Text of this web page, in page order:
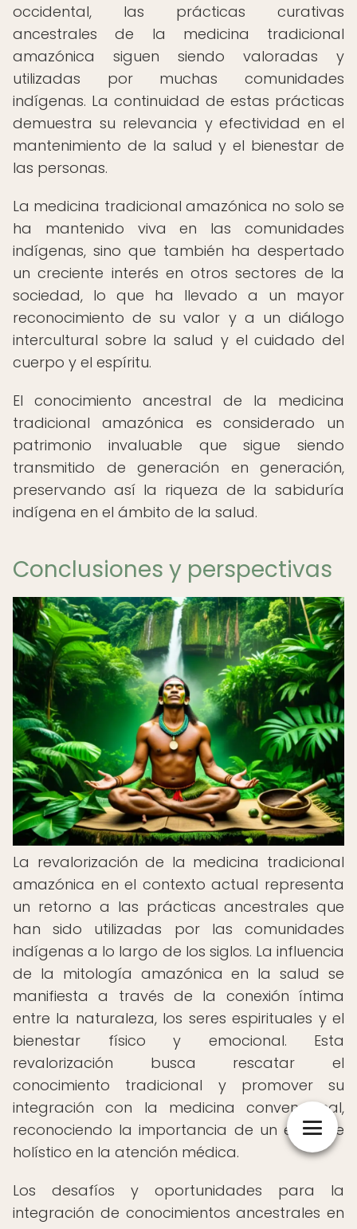
occidental, las prácticas curativas
ancestrales de la medicina tradicional
amazónica siguen siendo valoradas y
utilizadas por muchas comunidades
indígenas. La continuidad de estas prácticas
demuestra su relevancia y efectividad en el
mantenimiento de la salud y el bienestar de
las personas.
La medicina tradicional amazónica no solo se
ha mantenido viva en las comunidades
indígenas, sino que también ha despertado
un creciente interés en otros sectores de la
sociedad, lo que ha llevado a un mayor
reconocimiento de su valor y a un diálogo
intercultural sobre la salud y el cuidado del
cuerpo y el espíritu.
El conocimiento ancestral de la medicina
tradicional amazónica es considerado un
patrimonio invaluable que sigue siendo
transmitido de generación en generación,
preservando así la riqueza de la sabiduría
indígena en el ámbito de la salud.
Conclusiones y perspectivas
La revalorización de la medicina tradicional
amazónica en el contexto actual representa
un retorno a las prácticas ancestrales que
han sido utilizadas por las comunidades
indígenas a lo largo de los siglos. La influencia
de la mitología amazónica en la salud se
manifiesta a través de la conexión íntima
entre la naturaleza, los seres espirituales y el
bienestar físico y emocional. Esta
revalorización busca rescatar el
conocimiento tradicional y promover su
integración con la medicina convencional,
reconociendo la importancia de un enfoque
holístico en la atención médica.
Los desafíos y oportunidades para la
integración de conocimientos ancestrales en